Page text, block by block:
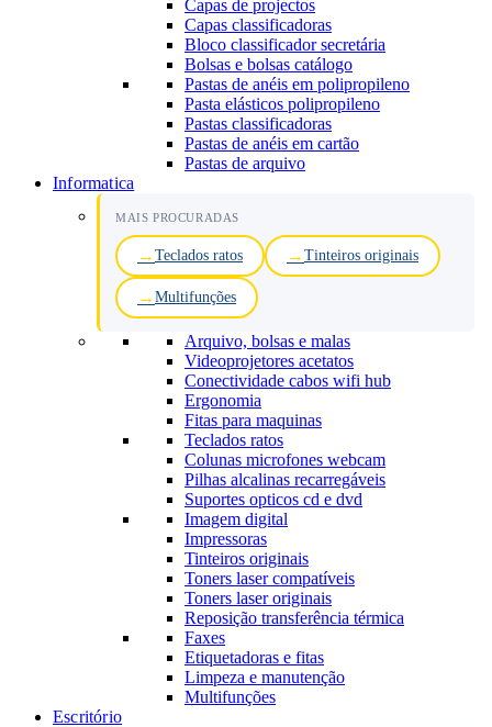
Capas de projectos
Capas classificadoras
Bloco classificador secretária
Bolsas e bolsas catálogo
Pastas de anéis em polipropileno
Pasta elásticos polipropileno
Pastas classificadoras
Pastas de anéis em cartão
Pastas de arquivo
Informatica
MAIS PROCURADAS
Teclados ratos Tinteiros originais
Multifunções
Arquivo, bolsas e malas
Videoprojetores acetatos
Conectividade cabos wifi hub
Ergonomia
Fitas para maquinas
Teclados ratos
Colunas microfones webcam
Pilhas alcalinas recarregáveis
Suportes opticos cd e dvd
Imagem digital
Impressoras
Tinteiros originais
Toners laser compatíveis
Toners laser originais
Reposição transferência térmica
Faxes
Etiquetadoras e fitas
Limpeza e manutenção
Multifunções
Escritório